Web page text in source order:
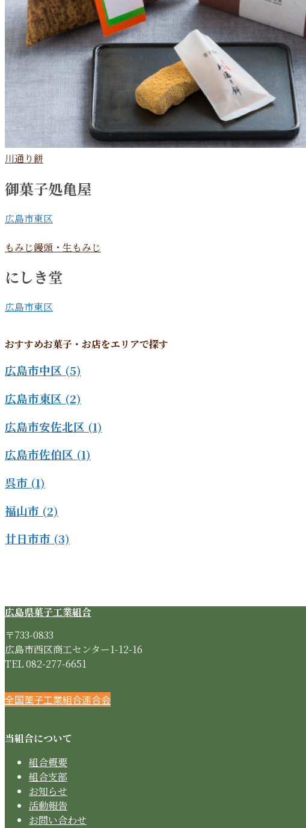
川通り餅
御菓子処亀屋
広島市東区
もみじ饅頭・生もみじ
にしき堂
広島市東区
おすすめお菓子・お店をエリアで探す
広島市中区 (5)
広島市東区 (2)
広島市安佐北区 (1)
広島市佐伯区 (1)
呉市 (1)
福山市 (2)
廿日市市 (3)
広島県菓子工業組合
〒733-0833
広島市西区商工センター1-12-16
TEL 082-277-6651
Instagram
Twitter
Facebook
全国菓子工業組合連合会
当組合について
組合概要
組合支部
お知らせ
活動報告
お問い合わせ